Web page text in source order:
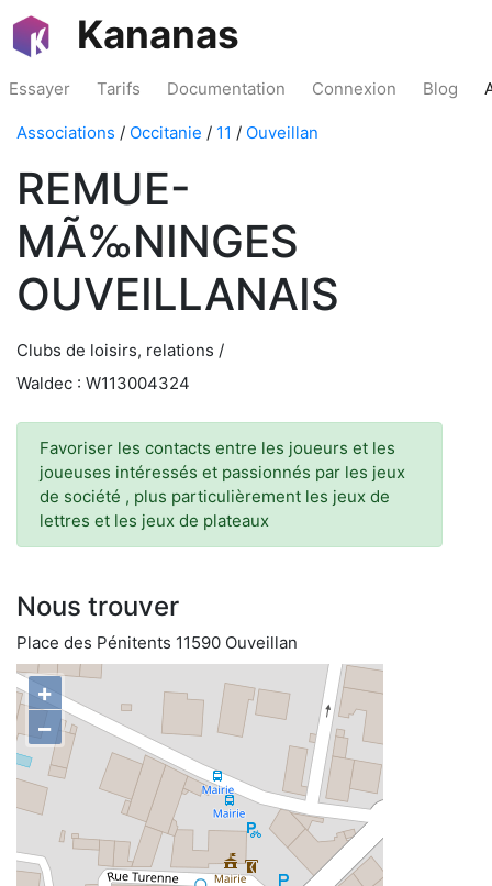
Kananas
Essayer Tarifs Documentation Connexion Blog
Associations / Occitanie / 11 / Ouveillan
REMUE-
MÃ‰NINGES
OUVEILLANAIS
Clubs de loisirs, relations /
Waldec : W113004324
Favoriser les contacts entre les joueurs et les
joueuses intéressés et passionnés par les jeux
de société , plus particulièrement les jeux de
lettres et les jeux de plateaux
Nous trouver
Place des Pénitents 11590 Ouveillan
+
−